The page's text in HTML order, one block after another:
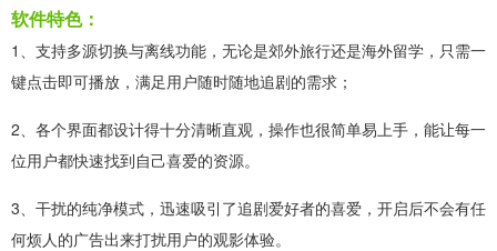
软件特色：
1、支持多源切换与离线功能，无论是郊外旅行还是海外留学，只需一
键点击即可播放，满足用户随时随地追剧的需求；
2、各个界面都设计得十分清晰直观，操作也很简单易上手，能让每一
位用户都快速找到自己喜爱的资源。
3、干扰的纯净模式，迅速吸引了追剧爱好者的喜爱，开启后不会有任
何烦人的广告出来打扰用户的观影体验。